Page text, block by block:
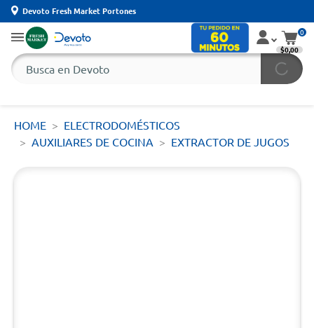
Devoto Fresh Market Portones
0
$0,00
HOME
ELECTRODOMÉSTICOS
AUXILIARES DE COCINA
EXTRACTOR DE JUGOS